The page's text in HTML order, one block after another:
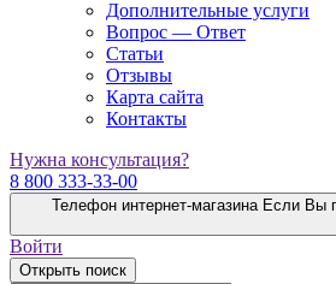
Дополнительные услуги
Вопрос — Ответ
Статьи
Отзывы
Карта сайта
Контакты
Нужна консультация?
8 800 333-33-00
Телефон интернет-магазина Если Вы
Войти
Открыть поиск